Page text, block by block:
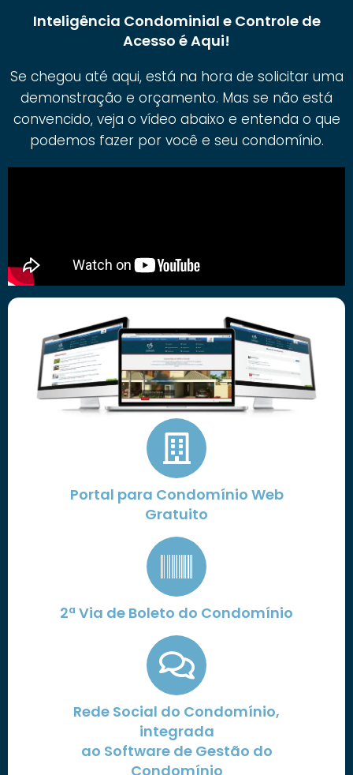
Inteligência Condominial e Controle de
Acesso é Aqui!
Se chegou até aqui, está na hora de solicitar uma
demonstração e orçamento. Mas se não está
convencido, veja o vídeo abaixo e entenda o que
podemos fazer por você e seu condomínio.
Portal para Condomínio Web
Gratuito
2ª Via de Boleto do Condomínio
Rede Social do Condomínio,
integrada
ao Software de Gestão do
Condomínio